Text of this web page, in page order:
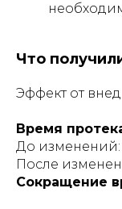
Что
Эффект от
Время
До изменений:
После
Сокращение